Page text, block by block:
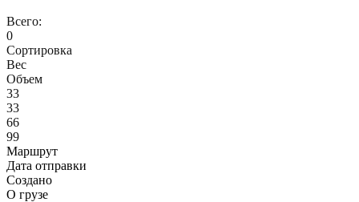
Всего:
0
Сортировка
Вес
Объем
33
33
66
99
Маршрут
Дата отправки
Создано
О грузе